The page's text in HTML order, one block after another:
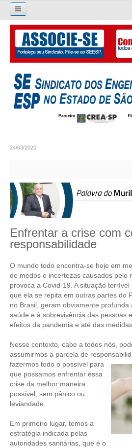
Pesquisar...
O SINDICATO
APRESENTAÇÃO
PALAVRA DO PRESIDENTE
GALERIA EX-PRESIDENTES
ORGANOGRAMA
CRESCE BRASIL
HISTÓRICO E ATUAÇÃO
COMPOSIÇÃO
CONSELHOS ASSESSORES
NÚCLEO DA MULHER ENGENHEIRA
TRANSPARÊNCIA
JURÍDICO
CONSULTORIA
ACORDOS, CONVENÇÕES E DISSÍDIOS
24/03/2020
Enfrentar a crise com
responsabilidade
O mundo todo encontra-se hoje em
de medos e incertezas causados pelo
provoca a Covid-19. A situação
que ela se repita em outras partes do
no Brasil, geram obviamente
saúde e à sobrevivência das pessoas
efeitos da pandemia e até das
Nesse contexto, cabe a todos nós,
assumirmos a parcela de
fazermos todo o possível para
que possamos enfrentar essa
crise da melhor maneira
possível, sem pânico ou
leviandade.
Em primeiro lugar, temos a
estratégia indicada pelas
autoridades sanitárias, que é o